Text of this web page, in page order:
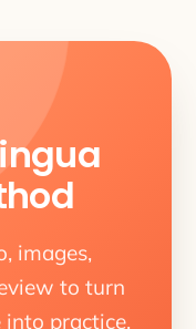
images,
to turn
practice.